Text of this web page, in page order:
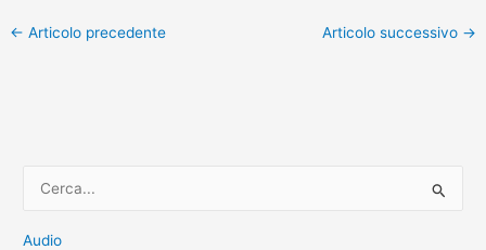
← Articolo precedente Articolo successivo →
r
Audio